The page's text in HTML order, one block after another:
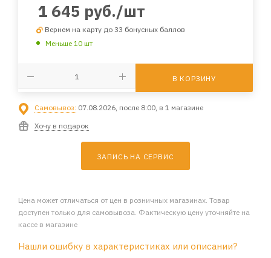
1 645 руб./шт
Вернем на карту до 33 бонусных баллов
Меньше 10 шт
В КОРЗИНУ
Самовывоз: 07.08.2026, после 8:00, в 1 магазине
Хочу в подарок
ЗАПИСЬ НА СЕРВИС
Цена может отличаться от цен в розничных магазинах. Товар
доступен только для самовывоза. Фактическую цену уточняйте на
кассе в магазине
Нашли ошибку в характеристиках или описании?